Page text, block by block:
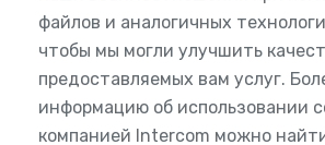
файлов и аналогичных
чтобы мы могли улучшить
предоставляемых вам услуг.
информацию об использовании
компанией Intercom можно